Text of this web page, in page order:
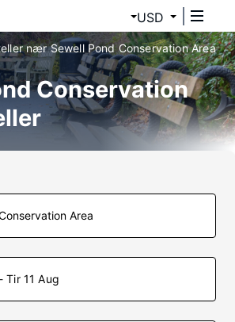
USD
nær Sewell Pond Conservation Area
Conservation
Tir 11 Aug